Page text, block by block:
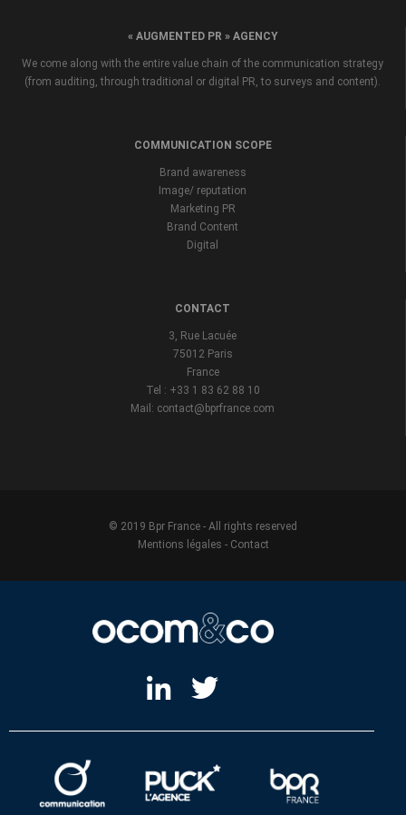
« AUGMENTED PR » AGENCY
We come along with the entire value chain of the communication strategy
(from auditing, through traditional or digital PR, to surveys and content).
COMMUNICATION SCOPE
Brand awareness
Image/ reputation
Marketing PR
Brand Content
Digital
CONTACT
3, Rue Lacuée
75012 Paris
France
Tel : +33 1 83 62 88 10
Mail: contact@bprfrance.com
© 2019 Bpr France - All rights reserved
Mentions légales - Contact